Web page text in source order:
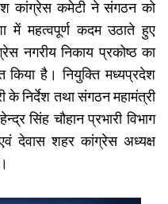
कांग्रेस कमेटी ने संगठन को
में महत्वपूर्ण कदम उठाते हुए
नगरीय निकाय प्रकोष्ठ का
किया है। नियुक्ति मध्यप्रदेश
के निर्देश तथा संगठन महामंत्री
सिंह चौहान प्रभारी विभाग
देवास शहर कांग्रेस अध्यक्ष